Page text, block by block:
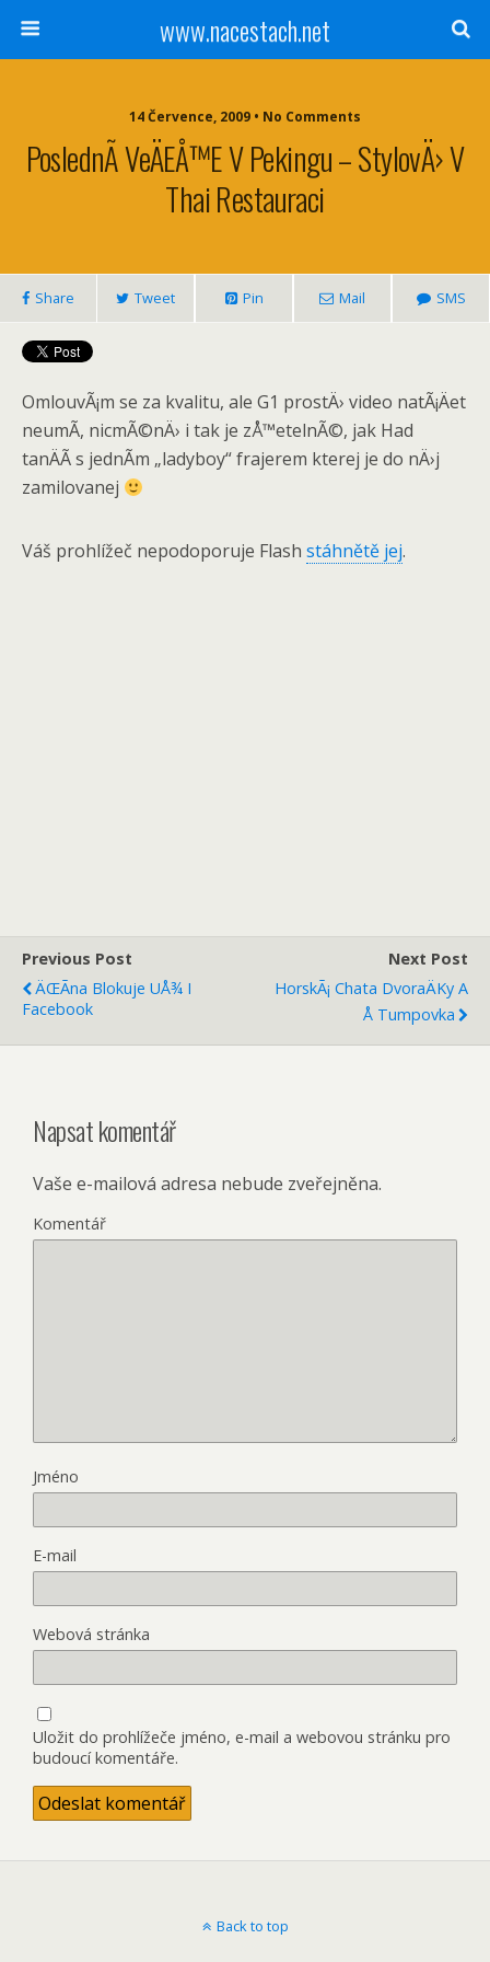
www.nacestach.net
14 Července, 2009 • No Comments
PoslednÃ­ VeÄeÅ™e V Pekingu – StylovÄ› V
Thai Restauraci
Share Tweet Pin Mail SMS
OmlouvÃ¡m se za kvalitu, ale G1 prostÄ› video natÃ¡Äet
neumÃ­, nicmÃ©nÄ› i tak je zÅ™etelnÃ©, jak Had
tanÄÃ­ s jednÃ­m „ladyboy“ frajerem kterej je do nÄ›j
zamilovanej
Váš prohlížeč nepodoporuje Flash stáhnětě jej.
Previous Post
ÄŒÃ­na Blokuje UÅ¾ I
Facebook
Next Post
HorskÃ¡ Chata DvoraÄky A
Å Tumpovka
Napsat komentář
Vaše e-mailová adresa nebude zveřejněna.
Komentář
Jméno
E-mail
Webová stránka
Uložit do prohlížeče jméno, e-mail a webovou stránku pro
budoucí komentáře.
Back to top